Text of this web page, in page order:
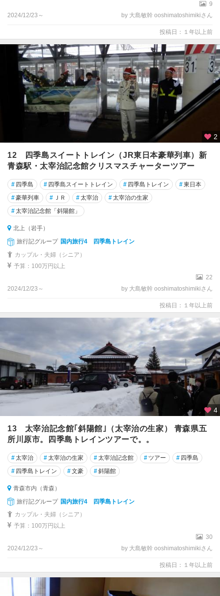
9
2024/12/23～
by 大島敏幹 ooshimatoshimikiさん
投稿日：１年以上前
2
12 四季島スイートトレイン（JR東日本豪華列車）新
青森駅・太宰治記念館クリスマスチャーターツアー
# 四季島 # 四季島スイートトレイン # 四季島トレイン #東日本
#豪華列車 # ＪＲ #太宰治 #太宰治の生家
#太宰治記念館「斜陽館」
北上（岩手）
旅行記グループ 国内旅行4 四季島トレイン
カップル・夫婦（シニア）
予算：100万円以上
22
2024/12/23～
by 大島敏幹 ooshimatoshimikiさん
投稿日：１年以上前
4
13 太宰治記念館｢斜陽館｣（太宰治の生家） 青森県五
所川原市。四季島トレインツアーで。。
#太宰治 #太宰治の生家 #太宰治記念館 # ツアー # 四季島
# 四季島トレイン #文豪 #斜陽館
青森市内（青森）
旅行記グループ 国内旅行4 四季島トレイン
カップル・夫婦（シニア）
予算：100万円以上
30
2024/12/23～
by 大島敏幹 ooshimatoshimikiさん
投稿日：１年以上前